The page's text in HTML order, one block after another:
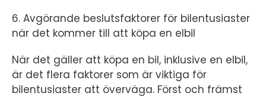
6. Avgörande beslutsfaktorer för bilentusiaster
när det kommer till att köpa en elbil
När det gäller att köpa en bil, inklusive en elbil,
är det flera faktorer som är viktiga för
bilentusiaster att överväga. Först och främst